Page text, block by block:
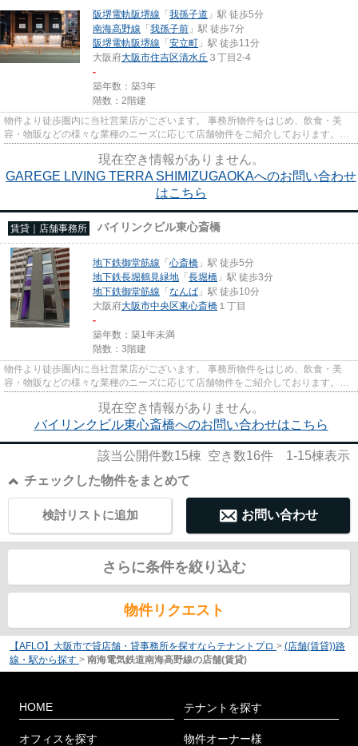
阪堺電軌阪堺線 「我孫子道 」駅 徒歩5分
南海高野線 「我孫子前 」駅 徒歩7分
阪堺電軌阪堺線 「安立町 」駅 徒歩11分
大阪府大阪市住吉区清水丘 ３丁目2-4
-
築年数：築3年
階数：2階建
物件より徒歩圏内に当社営業店がございます。 事務所物件をはじめ、飲食・美
容・物販などの様々な業種のニーズに応じて店舗物件をご紹介しております。
尚、弊社ではおとり広告は一切...
現在空き情報がありません。
GAREGE LIVING TERRA SHIMIZUGAOKAへのお問い合わせ
はこちら
賃貸｜店舗事務所 バイリンクビル東心斎橋
地下鉄御堂筋線 「心斎橋 」駅 徒歩5分
地下鉄長堀鶴見緑地 「長堀橋 」駅 徒歩3分
地下鉄御堂筋線 「なんば 」駅 徒歩10分
大阪府大阪市中央区東心斎橋 １丁目
-
築年数：築1年未満
階数：3階建
物件より徒歩圏内に当社営業店がございます。 事務所物件をはじめ、飲食・美
容・物販などの様々な業種のニーズに応じて店舗物件をご紹介しております。
尚、弊社ではおとり広告は一切...
現在空き情報がありません。
バイリンクビル東心斎橋へのお問い合わせはこちら
該当公開件数15棟 空き数16件 1-15棟表示
チェックした物件をまとめて
お問い合わせ
検討リストに追加
さらに条件を絞り込む
物件リクエスト
【AFLO】大阪市で貸店舗・貸事務所を探すならテナントプロ > (店舗(賃貸))路
線・駅から探す > 南海電気鉄道南海高野線の店舗(賃貸)
HOME
オフィスを探す
テナントを探す
物件オーナー様